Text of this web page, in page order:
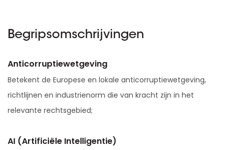
Begripsomschrijvingen
Anticorruptiewetgeving
Betekent de Europese en lokale anticorruptiewetgeving,
richtlijnen en industrienorm die van kracht zijn in het
relevante rechtsgebied;
AI (Artificiële Intelligentie)